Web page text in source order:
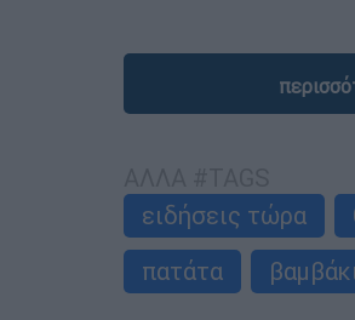
ειδήσεις τώρα
πατάτα